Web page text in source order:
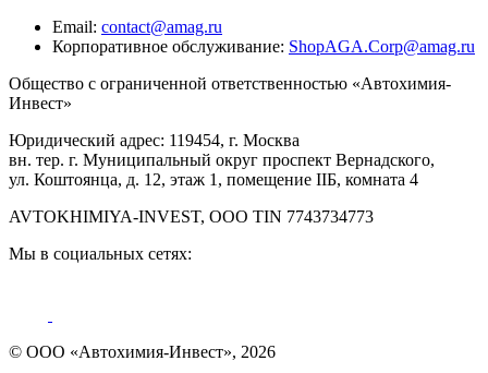
Email: contact@amag.ru
Корпоративное обслуживание: ShopAGA.Corp@amag.ru
Общество с ограниченной ответственностью «Автохимия-
Инвест»
Юридический адрес: 119454, г. Москва
вн. тер. г. Муниципальный округ проспект Вернадского,
ул. Коштоянца, д. 12, этаж 1, помещение IIБ, комната 4
AVTOKHIMIYA-INVEST, OOO TIN 7743734773
Мы в социальных сетях:
© ООО «Автохимия-Инвест», 2026